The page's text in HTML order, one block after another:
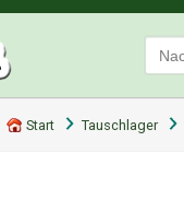
Start Tauschlager